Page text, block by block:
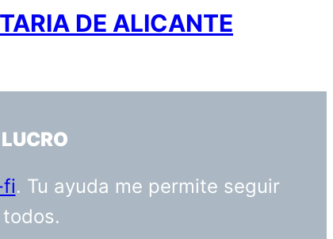
DE ALICANTE
fi. Tu ayuda me permite seguir